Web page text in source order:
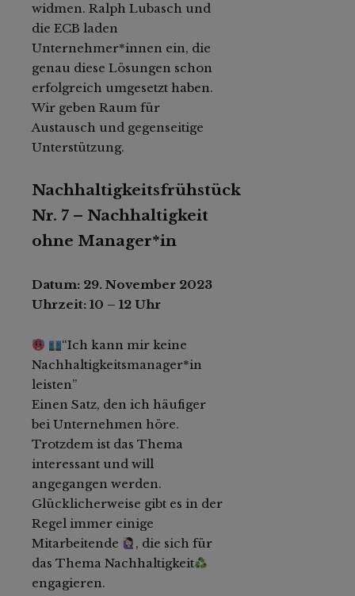
widmen. Ralph Lubasch und
die ECB laden
Unternehmer*innen ein, die
genau diese Lösungen schon
erfolgreich umgesetzt haben.
Wir geben Raum für
Austausch und gegenseitige
Unterstützung.
Nachhaltigkeitsfrühstück
Nr. 7 – Nachhaltigkeit
ohne Manager*in
Datum: 29. November 2023
Uhrzeit: 10 – 12 Uhr
“Ich kann mir keine
Nachhaltigkeitsmanager*in
leisten”
Einen Satz, den ich häufiger
bei Unternehmen höre.
Trotzdem ist das Thema
interessant und will
angegangen werden.
Glücklicherweise gibt es in der
Regel immer einige
Mitarbeitende
, die sich für
das Thema Nachhaltigkeit
engagieren.